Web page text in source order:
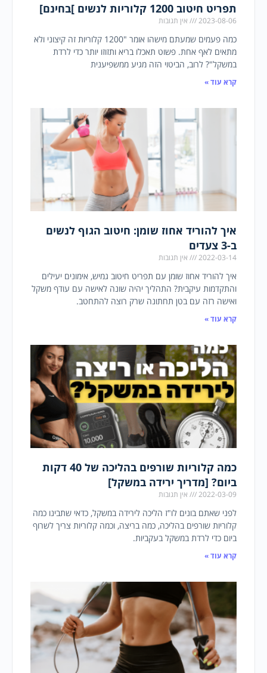
תפריט חיטוב 1200 קלוריות לנשים ]בחינם]
2023-08-06 אין תגובות
כמה פעמים שמעתם מישהו אומר "1200 קלוריות זה קיצוני ולא
מתאים לאף אחת. פשוט תאכלו בריא ותזוזו יותר כדי לרדת
במשקל"? לרוב, הביטוי הזה מגיע ממשפיענית
קרא עוד »
איך להוריד אחוז שומן: חיטוב הגוף לנשים
ב-3 צעדים
2022-03-14 אין תגובות
איך להוריד אחוז שומן עם תפריט חיטוב גמיש, אימונים יעילים
והתקדמות עיקבית? התהליך יהיה שונה לאישה עם עודף משקל
ואישה רזה עם בטן תחתונה שרק רוצה להתחטב.
קרא עוד »
כמה קלוריות שורפים בהליכה של 40 דקות
ביום? [מדריך ירידה במשקל]
2022-03-09 אין תגובות
לפני שאתם בונים לו"ז הליכה לירידה במשקל, כדאי שתבינו כמה
קלוריות שורפים בהליכה, כמה בריצה, וכמה קלוריות צריך לשרוף
ביום כדי לרדת במשקל בעקביות.
קרא עוד »